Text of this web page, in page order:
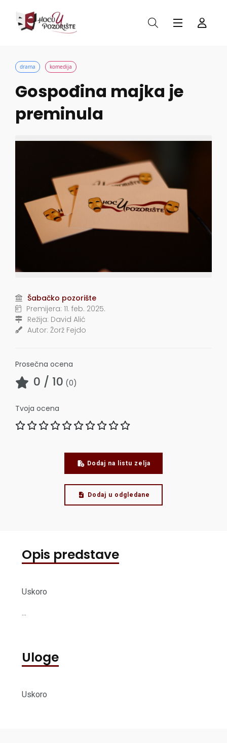
drama komedija
Gospođina majka je
preminula
Šabačko pozorište
Premijera: 11. feb. 2025.
Režija: David Alić
Autor: Žorž Fejdo
Prosečna ocena
0 / 10 (0)
Tvoja ocena
Dodaj na listu zelja
Dodaj u odgledane
Opis predstave
Uskoro
...
Uloge
Uskoro